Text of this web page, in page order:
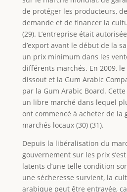
de protéger les producteurs,
demande et de financer la
(29). L’entreprise était
d’export avant le début de la
un prix minimum dans les
différents marchés. En 2009,
dissout et la Gum Arabic
par la Gum Arabic Board.
un libre marché dans lequel
ont commencé à acheter de la
marchés locaux (30) (31).
Depuis la libéralisation du
gouvernement sur les prix
latents d’une telle condition
une sécheresse survient, la
arabique peut être entravée,